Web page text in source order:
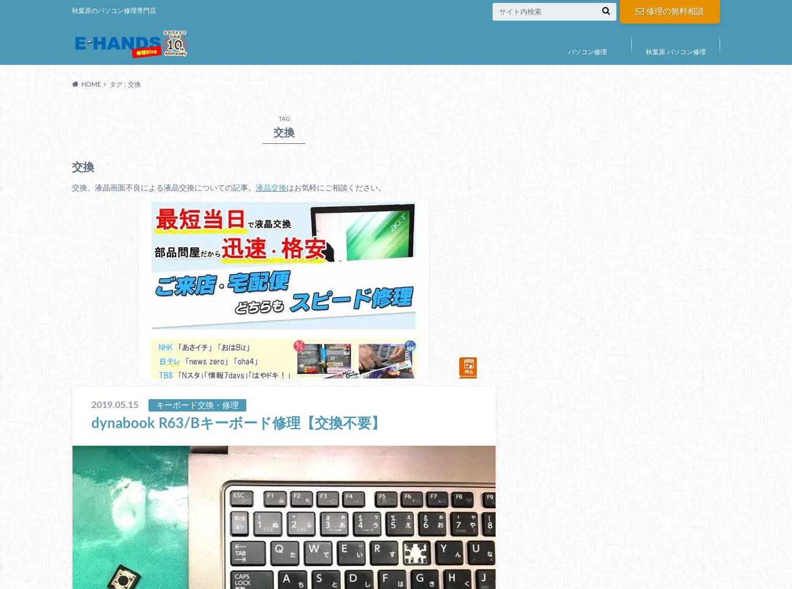
秋葉原のパソコン修理専門店 修理の無料相談
パソコン修理 秋葉原 パソコン修理
HOME タグ : 交換
TAG
交換
交換
交換、液晶画面不良による液晶交換についての記事。 液晶交換はお気軽にご相談ください。
2019.05.15 キーボード交換・修理
dynabook R63/Bキーボード修理【交換不要】